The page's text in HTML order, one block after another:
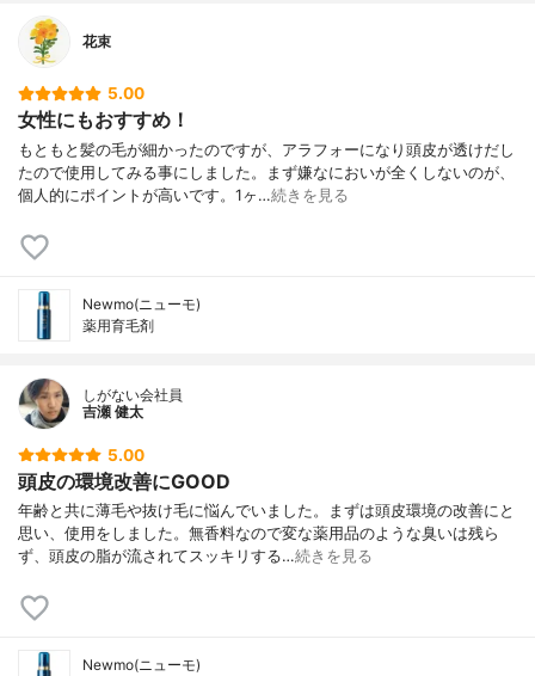
花束
5.00
女性にもおすすめ！
もともと髪の毛が細かったのですが、アラフォーになり頭皮が透けだし
たので使用してみる事にしました。まず嫌なにおいが全くしないのが、
個人的にポイントが高いです。1ヶ…続きを見る
Newmo(ニューモ)
薬用育毛剤
しがない会社員
吉瀬 健太
5.00
頭皮の環境改善にGOOD
年齢と共に薄毛や抜け毛に悩んでいました。まずは頭皮環境の改善にと
思い、使用をしました。無香料なので変な薬用品のような臭いは残ら
ず、頭皮の脂が流されてスッキリする…続きを見る
Newmo(ニューモ)